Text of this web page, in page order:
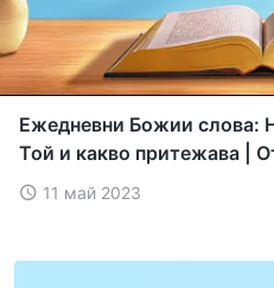
Ежедневни Божии слова:
Той и какво притежава |
11 май 2023